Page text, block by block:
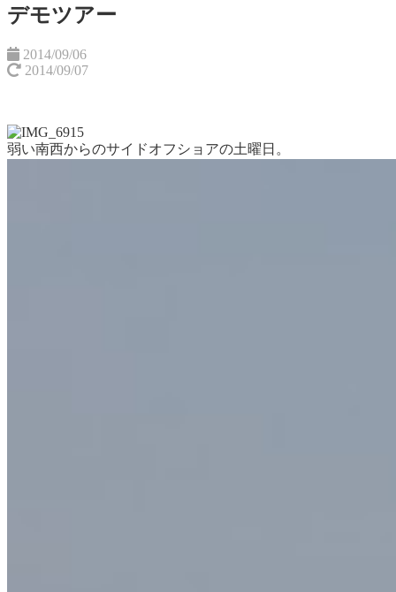
デモツアー
2014/09/06
2014/09/07
弱い南西からのサイドオフショアの土曜日。